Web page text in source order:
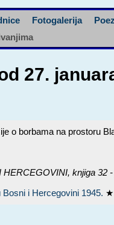
Fotogalerija
27.
o borbama na prostoru
knjiga 32 -
Bosni i Hercegovini 1945. ★